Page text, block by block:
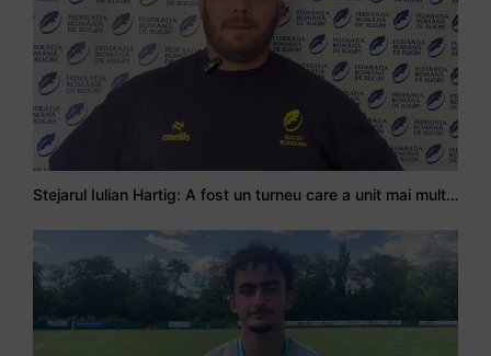
Stejarul Iulian Hartig: A fost un turneu care a unit mai mult echipa